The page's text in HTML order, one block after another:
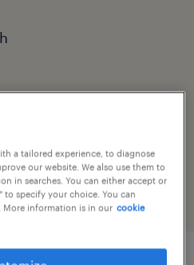
& technician
a tailored experience, to diagnose
our website. We also use them to
in searches. You can either accept or
to specify your choice. You can
More information is in our cookie